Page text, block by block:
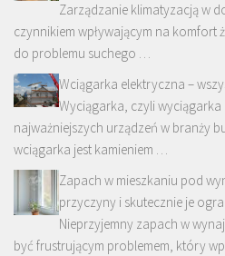
Zarządzanie klimatyzacją w
czynnikiem wpływającym na komfort
do problemu suchego …
Wciągarka elektryczna –
Wyciągarka, czyli
najważniejszych urządzeń w branży
wciągarka jest kamieniem …
Zapach w mieszkaniu pod
przyczyny i skutecznie je
Nieprzyjemny zapach w
być frustrującym problemem, który